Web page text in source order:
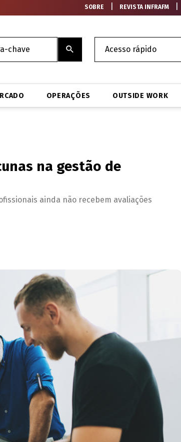
SOBRE REVISTA INFRAFM
OPERAÇÕES OUTSIDE WORK
na gestão de
ainda não recebem avaliações